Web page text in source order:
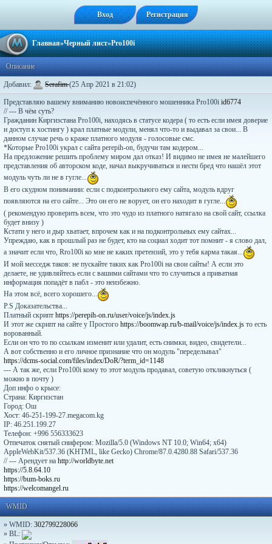
Вход Регистрация
Главная»Черный лист»Pro100i
Описание
Добавил: Serafim(25 Апр 2021 в 21:02)
Представляю вашему вниманию новоиспечённого мошенника Pro100i id6774
// --- В чём суть?
Гражданин Киргизстана Pro100i, находясь в статусе кодера ( то есть если имея доверие
и доступ к хостингу ) крал платные модули, менял что-то и выдавал за свои... В
данном случае речь о краже платного модуля - голосовые смс.
*Которые Pro100i украл с сайта perepih-on, будучи там кодером...
На предложение решить проблему миром дал отказ! И видимо не имея не малейшего
представления об авторском коде, начал выкручиваться и нести бред что нашёл этот
модуль чуть ли не в гугле...
В его скудном понимании: если с подконтрольного ему сайта, модуль вдруг
появляются на его сайте... Это он его не ворует, он его находит в гугле...
( рекомендую проверить всем, что это чудо из платного натягало на свой сайт, ссылка
будет внизу )
Кстати у него и дыр хватает, впрочем как и на подконтрольных ему сайтах...
Упреждаю, как в прошлый раз не будет, кто на социал ходит тот помнит - я слово дал,
а значит если что, Rro100i ко мне не каких претензий, это у тебя карма такая...
И мой месседж таков: не пускайте таких как Pro100i на свои сайты! А если это
делаете, не удивляйтесь если c вашими сайтами что то случиться а приватная
информация попадёт в пабл - это неизбежно.
На этом всё, всего хорошего...
P.S Доказательства...
Платный скрипт https://perepih-on.ru/user/voice/js/index.js
И этот же скрипт на сайте у Простого https://boomwap.ru/b-mail/voice/js/index.js то есть
ворованный.
Если он что то по ссылкам изменит или удалит, есть снимки, видео, свидетели...
А вот собственно и его личное признание что он модуль "переделывал"
https://dcms-social.com/files/index/DoR/?term_id=1148
--- А так же, если Pro100i кому то этот модуль продавал, советую откликнуться (
можно в почту )
Доп инфо о крысе:
Страна: Киргизстан
Город: Ош
Хост: 46-251-199-27.megacom.kg
IP: 46.251.199.27
Телефон: +996 556333623
Отпечаток снятый снифером: Mozilla/5.0 (Windows NT 10.0; Win64; x64)
AppleWebKit/537.36 (KHTML, like Gecko) Chrome/87.0.4280.88 Safari/537.36
// --- Арендует на http://worldbyte.net
https://5.8.64.10
https://bum-boks.ru
https://welcomangel.ru
WMID
» WMID: 302799228066
» BL: